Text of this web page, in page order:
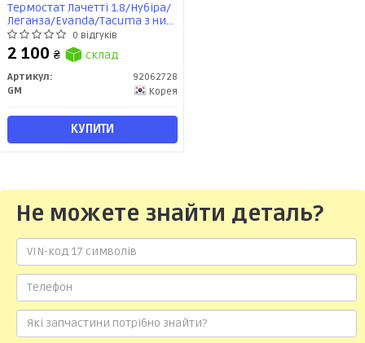
Термостат Лачетті 1.8/Нубіра/
Леганза/Evanda/Tacuma з ниж.
кришкою (92C) (92062728) GM
0 відгуків
2 100 ₴ склад
Артикул:
92062728
GM
Корея
КУПИТИ
Не можете знайти деталь?